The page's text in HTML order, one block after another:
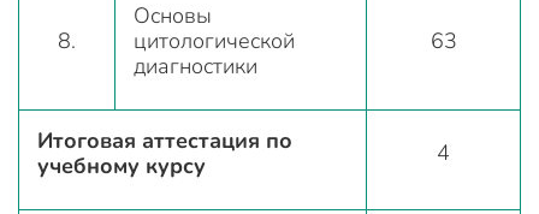
8.
Основы
цитологической
диагностики
63
Итоговая аттестация по
учебному курсу
4